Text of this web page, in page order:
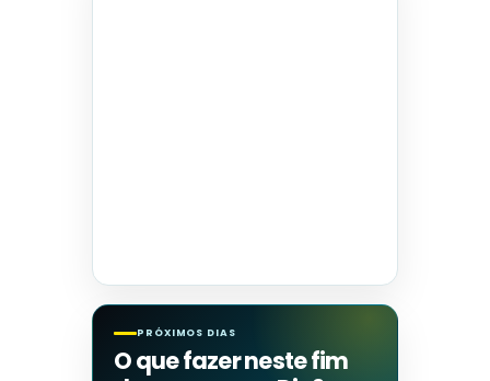
PRÓXIMOS DIAS
O que fazer neste fim